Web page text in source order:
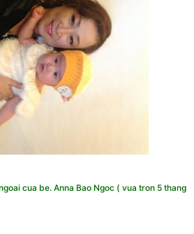
cua be. Anna Bao Ngoc ( vua tron 5 thang